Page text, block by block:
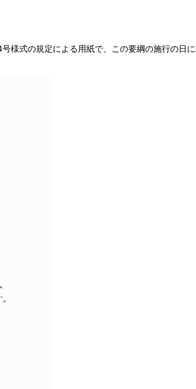
様式の規定による用紙で、この要綱の施行の日